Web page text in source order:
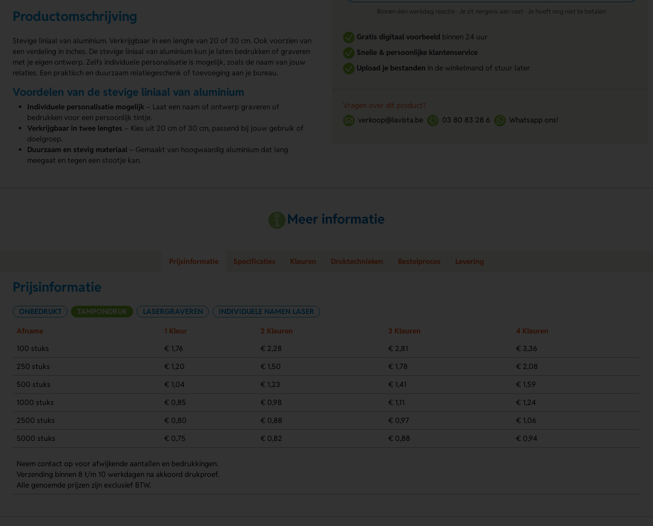
Productomschrijving
Stevige liniaal van aluminium. Verkrijgbaar in een lengte van 20 of 30 cm. Ook voorzien van
een verdeling in inches. De stevige liniaal van aluminium kun je laten bedrukken of graveren
met je eigen ontwerp. Zelfs individuele personalisatie is mogelijk, zoals de naam van jouw
relaties. Een praktisch en duurzaam relatiegeschenk of toevoeging aan je bureau.
Voordelen van de stevige liniaal van aluminium
Individuele personalisatie mogelijk – Laat een naam of ontwerp graveren of
bedrukken voor een persoonlijk tintje.
Verkrijgbaar in twee lengtes – Kies uit 20 cm of 30 cm, passend bij jouw gebruik of
doelgroep.
Duurzaam en stevig materiaal – Gemaakt van hoogwaardig aluminium dat lang
meegaat en tegen een stootje kan.
Binnen één werkdag reactie · Je zit nergens aan vast · Je hoeft nog niet te betalen
Gratis digitaal voorbeeld binnen 24 uur
Snelle & persoonlijke klantenservice
Upload je bestanden in de winkelmand of stuur later
Vragen over dit product?
verkoop@lavista.be
03 80 83 28 6 Whatsapp ons!
Meer informatie
Prijsinformatie Specificaties Kleuren Druktechnieken Bestelproces Levering
Prijsinformatie
ONBEDRUKT TAMPONDRUK LASERGRAVEREN INDIVIDUELE NAMEN LASER
Afname 1 Kleur 2 Kleuren 3 Kleuren
4 Kleuren
100 stuks
€ 1,76 € 2,28 € 2,81
€ 3,36
250 stuks
€ 1,20 € 1,50 € 1,78
€ 2,08
500 stuks
€ 1,04 € 1,23 € 1,41
€ 1,59
1000 stuks
€ 0,85 € 0,98 € 1,11
€ 1,24
2500 stuks
€ 0,80 € 0,88 € 0,97
€ 1,06
5000 stuks
€ 0,75 € 0,82 € 0,88 € 0,94
Neem contact op voor afwijkende aantallen en bedrukkingen.
Verzending binnen 8 t/m 10 werkdagen na akkoord drukproef.
Alle genoemde prijzen zijn exclusief BTW.